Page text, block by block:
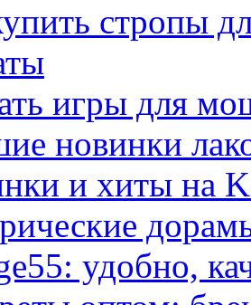
стропы
игры для
новинки
и хиты на
удобно,